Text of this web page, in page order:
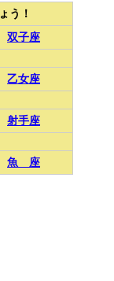
う！
双子座
乙女座
射手座
魚 座